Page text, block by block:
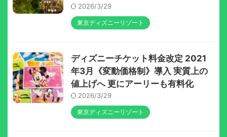
2026/3/29
東京ディズニーリゾート
ディズニーチケット料金改定 2021
年3月《変動価格制》導入 実質上の
値上げへ 更にアーリーも有料化
2026/3/29
東京ディズニーリゾート